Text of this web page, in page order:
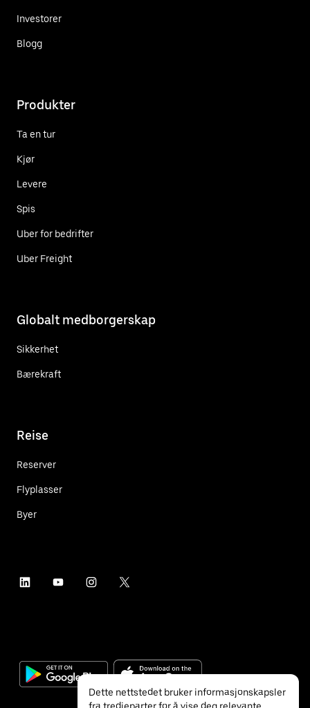
Investorer
Blogg
Produkter
Ta en tur
Kjør
Levere
Spis
Uber for bedrifter
Uber Freight
Globalt medborgerskap
Sikkerhet
Bærekraft
Reise
Reserver
Flyplasser
Byer
Dette nettstedet bruker informasjonskapsler